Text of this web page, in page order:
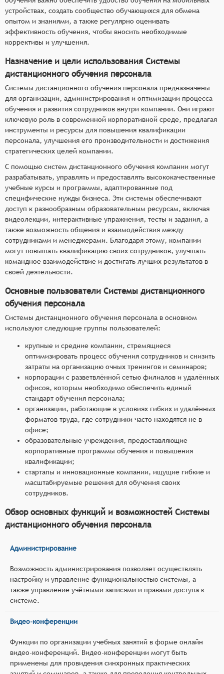
устройствах, создать сообщество обучающихся для обмена
опытом и знаниями, а также регулярно оценивать
эффективность обучения, чтобы вносить необходимые
коррективы и улучшения.
Назначение и цели использования Системы
дистанционного обучения персонала
Системы дистанционного обучения персонала предназначены
для организации, администрирования и оптимизации процесса
обучения и развития сотрудников внутри компании. Они играют
ключевую роль в современной корпоративной среде, предлагая
инструменты и ресурсы для повышения квалификации
персонала, улучшения его производительности и достижения
стратегических целей компании.
С помощью систем дистанционного обучения компании могут
разрабатывать, управлять и предоставлять высококачественные
учебные курсы и программы, адаптированные под
специфические нужды бизнеса. Эти системы обеспечивают
доступ к разнообразным образовательным ресурсам, включая
видеолекции, интерактивные упражнения, тесты и задания, а
также возможность общения и взаимодействия между
сотрудниками и менеджерами. Благодаря этому, компании
могут повышать квалификацию своих сотрудников, улучшать
командное взаимодействие и достигать лучших результатов в
своей деятельности.
Основные пользователи Системы дистанционного
обучения персонала
Системы дистанционного обучения персонала в основном
используют следующие группы пользователей:
крупные и средние компании, стремящиеся
оптимизировать процесс обучения сотрудников и снизить
затраты на организацию очных тренингов и семинаров;
корпорации с разветвлённой сетью филиалов и удалённых
офисов, которым необходимо обеспечить единый
стандарт обучения персонала;
организации, работающие в условиях гибких и удалённых
форматов труда, где сотрудники часто находятся не в
офисе;
образовательные учреждения, предоставляющие
корпоративные программы обучения и повышения
квалификации;
стартапы и инновационные компании, ищущие гибкие и
масштабируемые решения для обучения своих
сотрудников.
Обзор основных функций и возможностей Системы
дистанционного обучения персонала
Администрирование
Возможность администрирования позволяет осуществлять
настройку и управление функциональностью системы, а
также управление учётными записями и правами доступа к
системе.
Видео-конференции
Функции по организации учебных занятий в форме онлайн
видео-конференций. Видео-конференции могут быть
применены для провидения синхронных практических